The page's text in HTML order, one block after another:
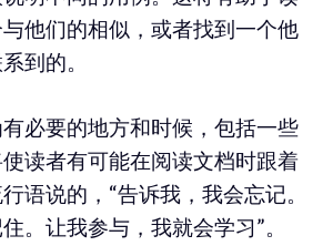
他们的相似，或者找到一个他
到的。
必要的地方和时候，包括一些
读者有可能在阅读文档时跟着
语说的，“告诉我，我会忘记。
。让我参与，我就会学习”。